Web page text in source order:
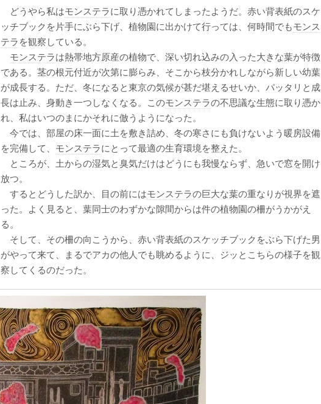
どうやら私はモンステラに取り憑かれてしまったようだ。赤い背表紙のスケ
ッチブックを片手にぶら下げ、植物園に出かけて行っては、何時間でもモンス
テラを観察している。
モンステラは熱帯地方原産の植物で、深い切れ込みの入った大きな葉が特徴
である。茎の根元付近が次第に膨らみ、そこから枝分かれしながら新しい幼葉
が成長する。ただ、冬になると東京の気候が甚だ堪えるせいか、パッタリと成
長は止み、身動き一つしなくなる。このモンステラの不思議な生態に取り憑か
れ、私はいつのまにかそれに倣うようになった。
今では、部屋の床一面に土を敷き詰め、冬の寒さにも負けないよう暖房設備
を完備して、 モンステラにとって最適の生育環境を整えた。
ところが、土からの湿気と臭気だけはどうにも我慢ならず、急いで窓を開け
放つ。
するとどうした訳か、目の前にはモンステラの巨大な葉の重なりが視界を遮
った。よく見ると、葉同士のわずかな隙間からは件の植物園の柵がうかがえ
る。
そして、その柵の向こうから、赤い背表紙のスケッチブックをぶら下げた男
がやって来て、まるでアカの他人でも眺めるように、ジッとこちらの様子を観
察してくるのだった。